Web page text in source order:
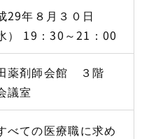
29年８月３０日
） 19：30～21：00
薬剤師会館 ３階
議室
べての医療職に求め